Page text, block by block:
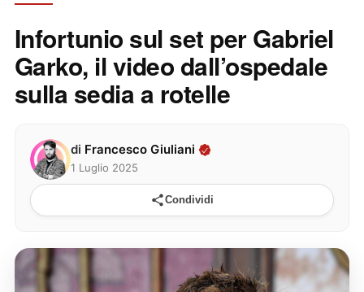
Infortunio sul set per Gabriel
Garko, il video dall’ospedale
sulla sedia a rotelle
di Francesco Giuliani
1 Luglio 2025
Condividi